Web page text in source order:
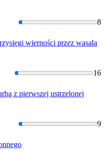
8
wierności przez wasala
16
z pierwszej ustrzelonej
9